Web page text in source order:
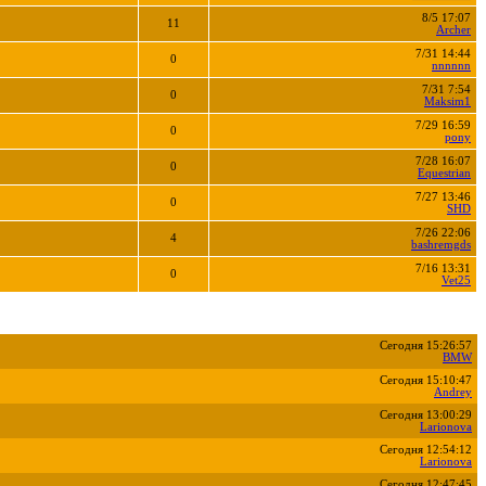
11
8/5 17:07
Archer
0
7/31 14:44
nnnnnn
0
7/31 7:54
Maksim1
0
7/29 16:59
pony
0
7/28 16:07
Equestrian
0
7/27 13:46
SHD
4
7/26 22:06
bashremgds
0
7/16 13:31
Vet25
Сегодня 15:26:57
BMW
Сегодня 15:10:47
Andrey
Сегодня 13:00:29
Larionova
Сегодня 12:54:12
Larionova